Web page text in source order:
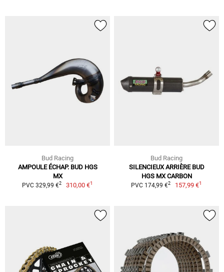
Bud Racing
AMPOULE ÉCHAP. BUD HGS
MX
PVC 329,99 €2 310,00 €1
Bud Racing
SILENCIEUX ARRIÈRE BUD
HGS MX CARBON
PVC 174,99 €2 157,99 €1